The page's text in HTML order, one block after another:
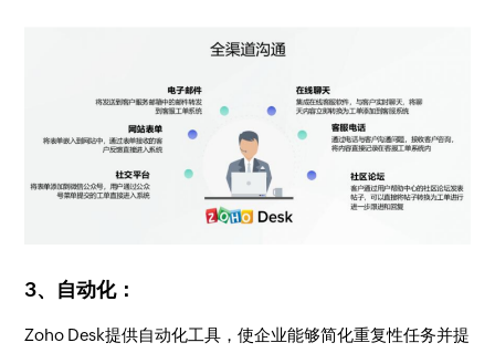
3、自动化：
Zoho Desk提供自动化工具，使企业能够简化重复性任务并提